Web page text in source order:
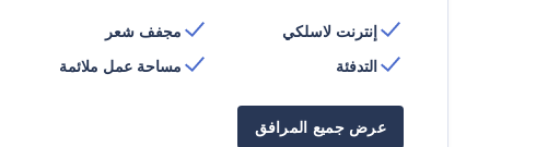
إنترنت لاسلكي
التدفئة
مجفف شعر
مساحة عمل ملائمة
عرض جميع المرافق